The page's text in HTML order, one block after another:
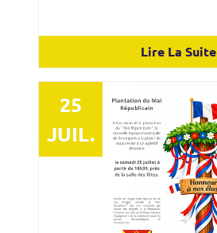
Lire La Suite
25
JUIL.